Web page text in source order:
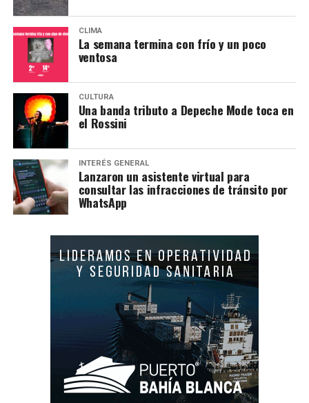
CLIMA
La semana termina con frío y un poco
ventosa
CULTURA
Una banda tributo a Depeche Mode toca en
el Rossini
INTERÉS GENERAL
Lanzaron un asistente virtual para
consultar las infracciones de tránsito por
WhatsApp